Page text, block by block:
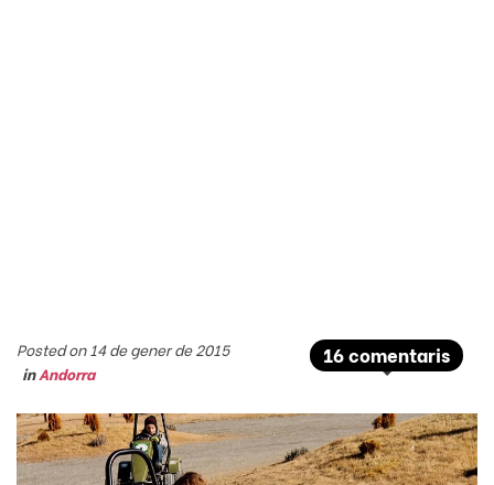
16 comentaris
Posted on 14 de gener de 2015
inAndorra